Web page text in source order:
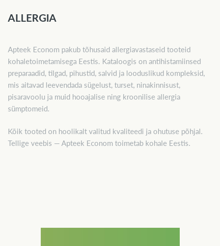
ALLERGIA
Apteek Econom pakub tõhusaid allergiavastaseid tooteid
kohaletoimetamisega Eestis. Kataloogis on antihistamiinsed
preparaadid, tilgad, pihustid, salvid ja looduslikud kompleksid,
mis aitavad leevendada sügelust, turset, ninakinnisust,
pisaravoolu ja muid hooajalise ning kroonilise allergia
sümptomeid.
Kõik tooted on hoolikalt valitud kvaliteedi ja ohutuse põhjal.
Tellige veebis — Apteek Econom toimetab kohale Eestis.